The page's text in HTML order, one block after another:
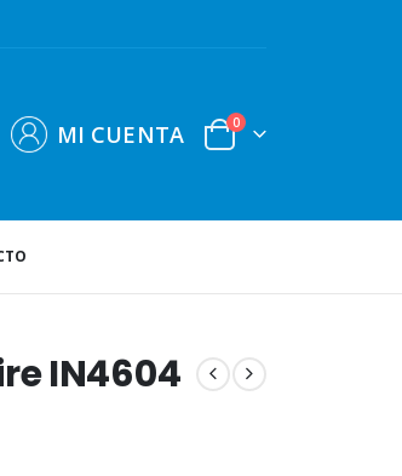
MI CUENTA 0
IN4604